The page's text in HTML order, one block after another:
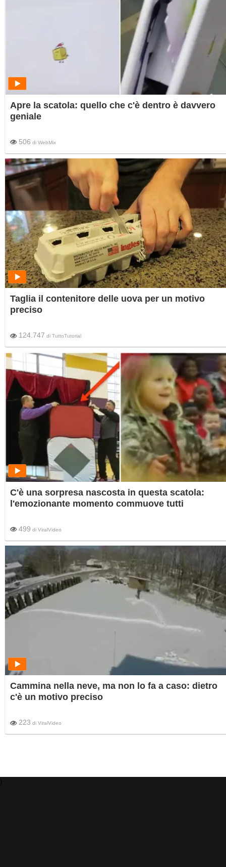
Apre la scatola: quello che c'è dentro è davvero
geniale
506 di WebMix
Taglia il contenitore delle uova per un motivo
preciso
124.747 di TuttoTutorial
C'è una sorpresa nascosta in questa scatola:
l'emozionante momento commuove tutti
499 di ViralVideo
Cammina nella neve, ma non lo fa a caso: dietro
c'è un motivo preciso
223 di ViralVideo